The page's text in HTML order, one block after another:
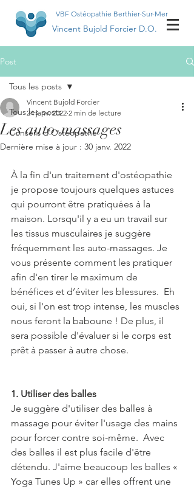
VBF Ostéopathie Berthier-Sur-Mer
Vincent Bujold Forcier D.O.
Post
Tous les posts
Conseils d'Ostéopathe
Tous les posts
Les auto-massages
Vincent Bujold Forcier
24 janv. 2022 2 min de lecture
Dernière mise à jour : 30 janv. 2022
À la fin d'un traitement d'ostéopathie
je propose toujours quelques astuces
qui pourront être pratiquées à la
maison. Lorsqu'il y a eu un travail sur
les tissus musculaires je suggère
fréquemment les auto-massages. Je
vous présente comment les pratiquer
afin d'en tirer le maximum de
bénéfices et d’éviter les blessures.  Eh
oui, si l'on est trop intense, les muscles
nous feront la baboune ! De plus, il
sera possible d'évaluer si le corps est
prêt à passer à autre chose.
1. Utiliser des balles
Je suggère d'utiliser des balles à
massage pour éviter l'usage des mains
pour forcer contre soi-même.  Avec
des balles il est plus facile d'être
détendu. J'aime beaucoup les balles «
Yoga Tunes Up » car elles offrent une